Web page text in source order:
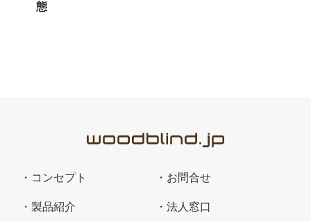
態
コンセプト
製品紹介
お問合せ
法人窓口